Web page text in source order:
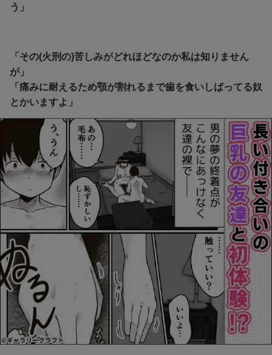
う」
「その(火刑の)苦しみがどれほどなのか私は知りません
が」
「痛みに耐えるため顎が割れるまで歯を食いしばってる奴
とかいますよ」